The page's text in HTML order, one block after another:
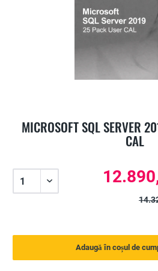
MICROSOFT SQL SERVER
CAL
Adaugă în coșul de